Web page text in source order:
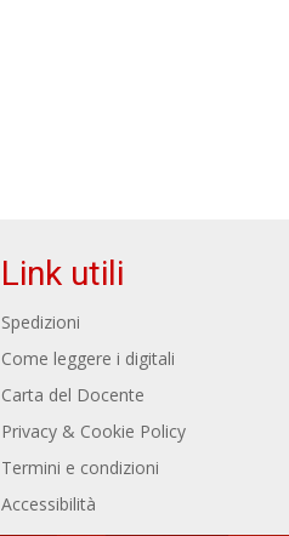
Link utili
Spedizioni
Come leggere i digitali
Carta del Docente
Privacy & Cookie Policy
Termini e condizioni
Accessibilità